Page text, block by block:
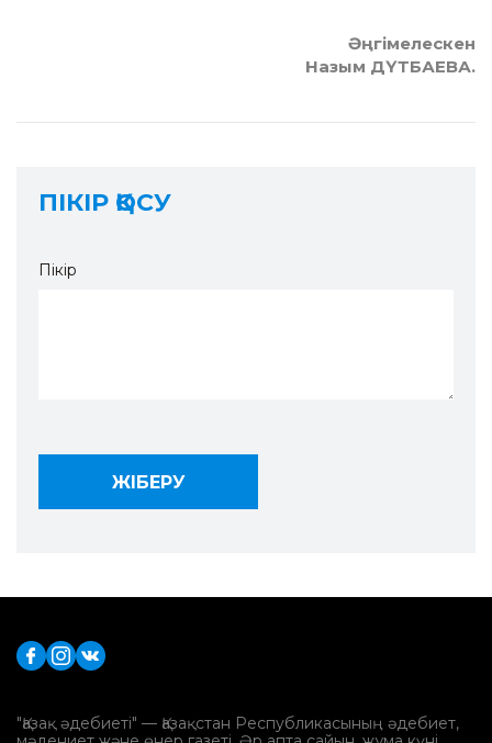
Әңгімелескен
Назым ДҮТБАЕВА.
ПІКІР ҚОСУ
Пікір
"Қазақ әдебиеті" — Қазақстан Республикасының әдебиет,